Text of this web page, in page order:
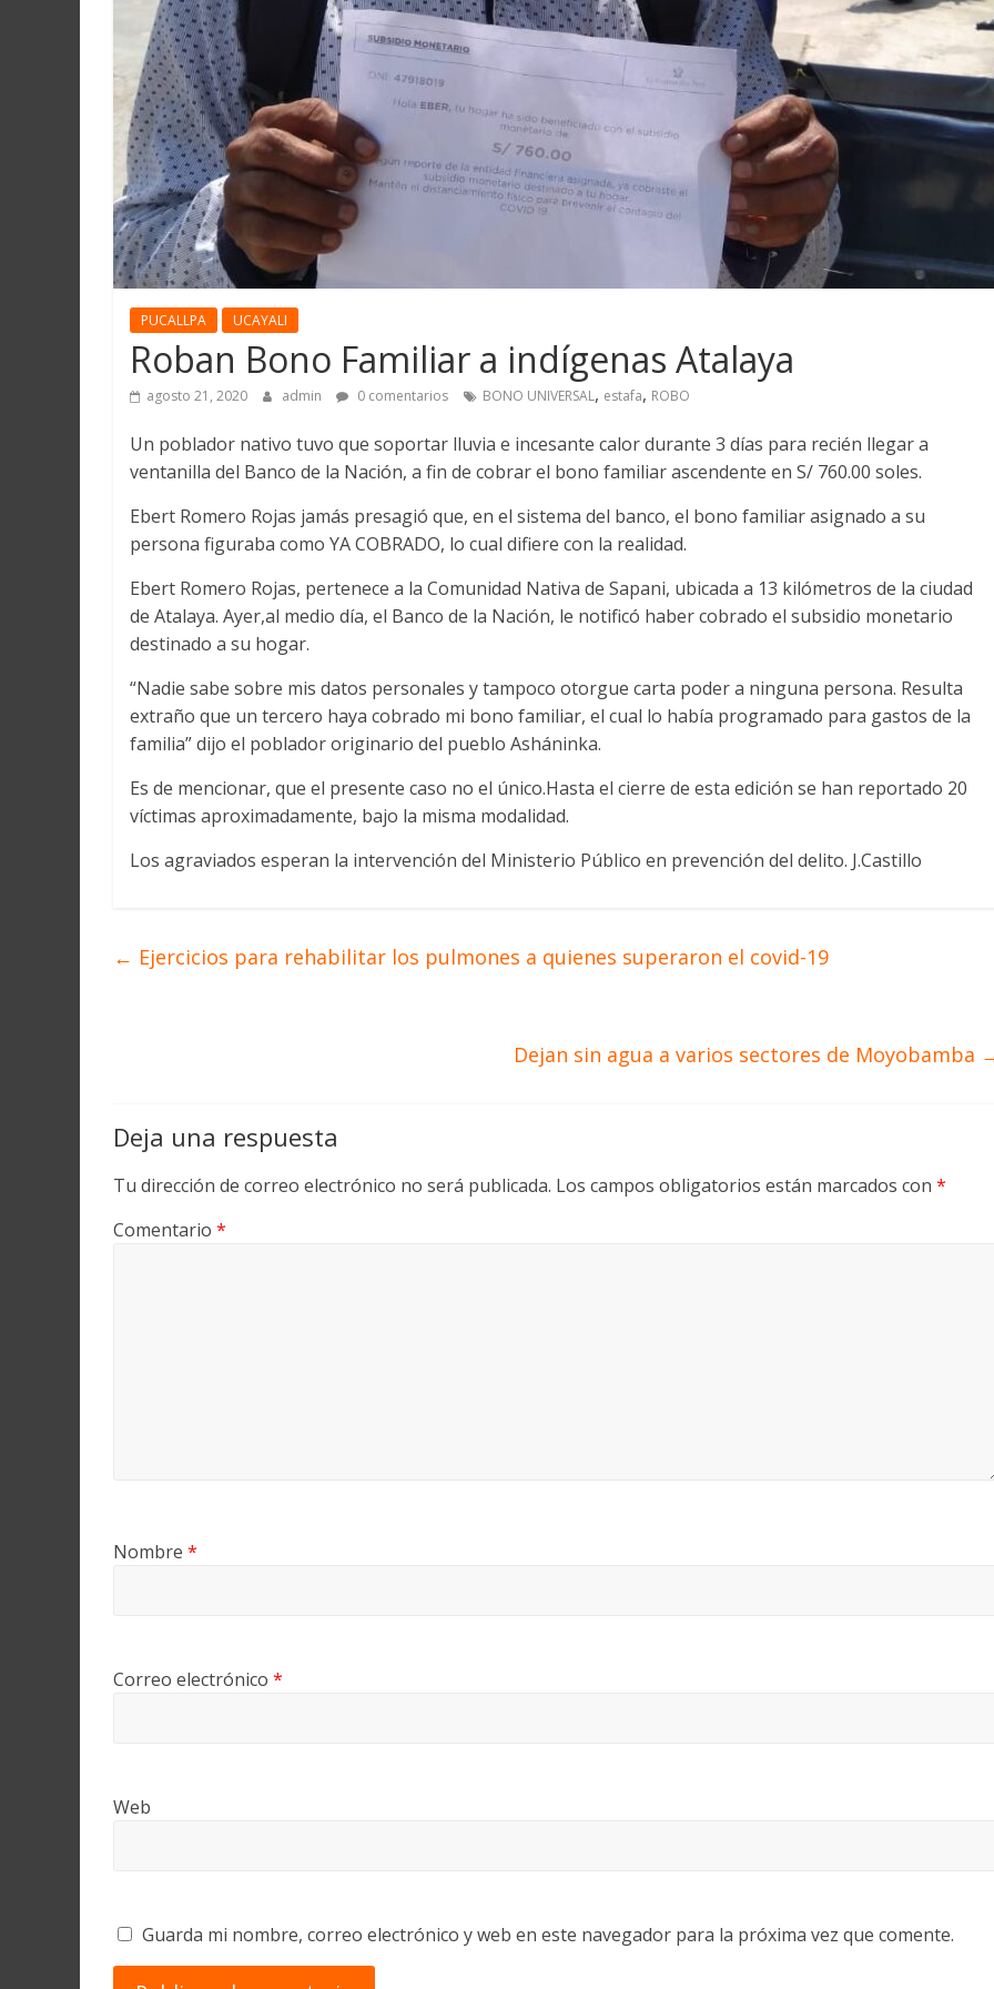
Martín
Loreto
PUCALLPA UCAYALI
Roban Bono Familiar a indígenas Atalaya
agosto 21, 2020 admin 0 comentarios BONO UNIVERSAL, estafa, ROBO
Un poblador nativo tuvo que soportar lluvia e incesante calor durante 3 días para recién llegar a
ventanilla del Banco de la Nación, a fin de cobrar el bono familiar ascendente en S/ 760.00 soles.
Ebert Romero Rojas jamás presagió que, en el sistema del banco, el bono familiar asignado a su
persona figuraba como YA COBRADO, lo cual difiere con la realidad.
Ebert Romero Rojas, pertenece a la Comunidad Nativa de Sapani, ubicada a 13 kilómetros de la ciudad
de Atalaya. Ayer,al medio día, el Banco de la Nación, le notificó haber cobrado el subsidio monetario
destinado a su hogar.
“Nadie sabe sobre mis datos personales y tampoco otorgue carta poder a ninguna persona. Resulta
extraño que un tercero haya cobrado mi bono familiar, el cual lo había programado para gastos de la
familia” dijo el poblador originario del pueblo Asháninka.
Es de mencionar, que el presente caso no el único.Hasta el cierre de esta edición se han reportado 20
víctimas aproximadamente, bajo la misma modalidad.
Los agraviados esperan la intervención del Ministerio Público en prevención del delito. J.Castillo
← Ejercicios para rehabilitar los pulmones a quienes superaron el covid-19
Dejan sin agua a varios sectores de Moyobamba
Deja una respuesta
Tu dirección de correo electrónico no será publicada. Los campos obligatorios están marcados con *
Comentario *
Nombre *
Correo electrónico *
Web
Guarda mi nombre, correo electrónico y web en este navegador para la próxima vez que comente.